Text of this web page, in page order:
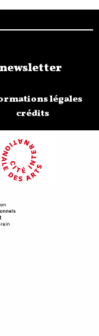
légales
crédits